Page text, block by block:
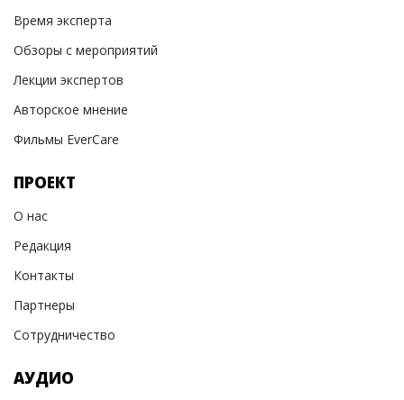
Время эксперта
Обзоры с мероприятий
Лекции экспертов
Авторское мнение
Фильмы EverCare
ПРОЕКТ
О нас
Редакция
Контакты
Партнеры
Сотрудничество
АУДИО